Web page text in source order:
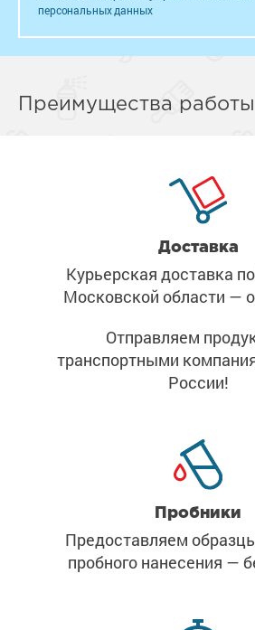
персональных данных
Преимущества
Доставка
Курьерская доставка
Московской области —
Отправляем
транспортными
России!
Пробники
Предоставляем
пробного нанесения —